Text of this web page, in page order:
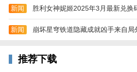
新闻 胜利女神妮姬2025年3月最新兑换
新闻 崩坏星穹铁道隐藏成就凶手来自局
推荐下载